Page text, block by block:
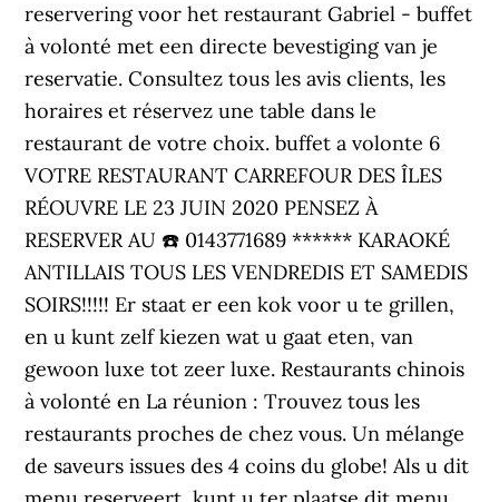
reservering voor het restaurant Gabriel - buffet
à volonté met een directe bevestiging van je
reservatie. Consultez tous les avis clients, les
horaires et réservez une table dans le
restaurant de votre choix. buffet a volonte 6
VOTRE RESTAURANT CARREFOUR DES ÎLES
RÉOUVRE LE 23 JUIN 2020 PENSEZ À
RESERVER AU ☎️ 0143771689 ****** KARAOKÉ
ANTILLAIS TOUS LES VENDREDIS ET SAMEDIS
SOIRS!!!!! Er staat er een kok voor u te grillen,
en u kunt zelf kiezen wat u gaat eten, van
gewoon luxe tot zeer luxe. Restaurants chinois
à volonté en La réunion : Trouvez tous les
restaurants proches de chez vous. Un mélange
de saveurs issues des 4 coins du globe! Als u dit